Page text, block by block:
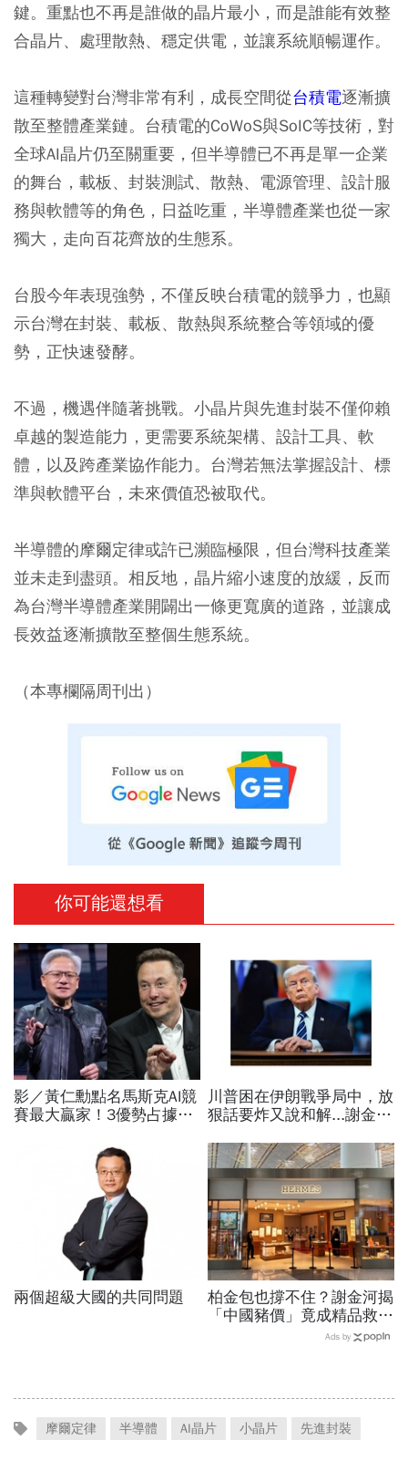
鍵。重點也不再是誰做的晶片最小，而是誰能有效整
合晶片、處理散熱、穩定供電，並讓系統順暢運作。
這種轉變對台灣非常有利，成長空間從台積電逐漸擴
散至整體產業鏈。台積電的CoWoS與SoIC等技術，對
全球AI晶片仍至關重要，但半導體已不再是單一企業
的舞台，載板、封裝測試、散熱、電源管理、設計服
務與軟體等的角色，日益吃重，半導體產業也從一家
獨大，走向百花齊放的生態系。
台股今年表現強勢，不僅反映台積電的競爭力，也顯
示台灣在封裝、載板、散熱與系統整合等領域的優
勢，正快速發酵。
不過，機遇伴隨著挑戰。小晶片與先進封裝不僅仰賴
卓越的製造能力，更需要系統架構、設計工具、軟
體，以及跨產業協作能力。台灣若無法掌握設計、標
準與軟體平台，未來價值恐被取代。
半導體的摩爾定律或許已瀕臨極限，但台灣科技產業
並未走到盡頭。相反地，晶片縮小速度的放緩，反而
為台灣半導體產業開闢出一條更寬廣的道路，並讓成
長效益逐漸擴散至整個生態系統。
（本專欄隔周刊出）
你可能還想看
影／黃仁勳點名馬斯克AI競
賽最大贏家！3優勢占據重
晶片，AMD蘇姿丰回應了
川普困在伊朗戰爭局中，放
狠話要炸又說和解...謝金河
一個國家的未來
兩個超級大國的共同問題
柏金包也撐不住？謝金河揭
「中國豬價」竟成精品救命
指標…內需不振愛馬仕恐怕
Ads by
摩爾定律 半導體 AI晶片 小晶片 先進封裝